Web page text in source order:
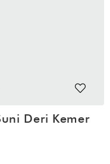
Deri Kemer